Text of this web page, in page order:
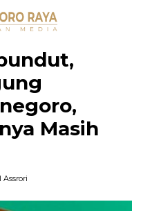
Masih
Assrori